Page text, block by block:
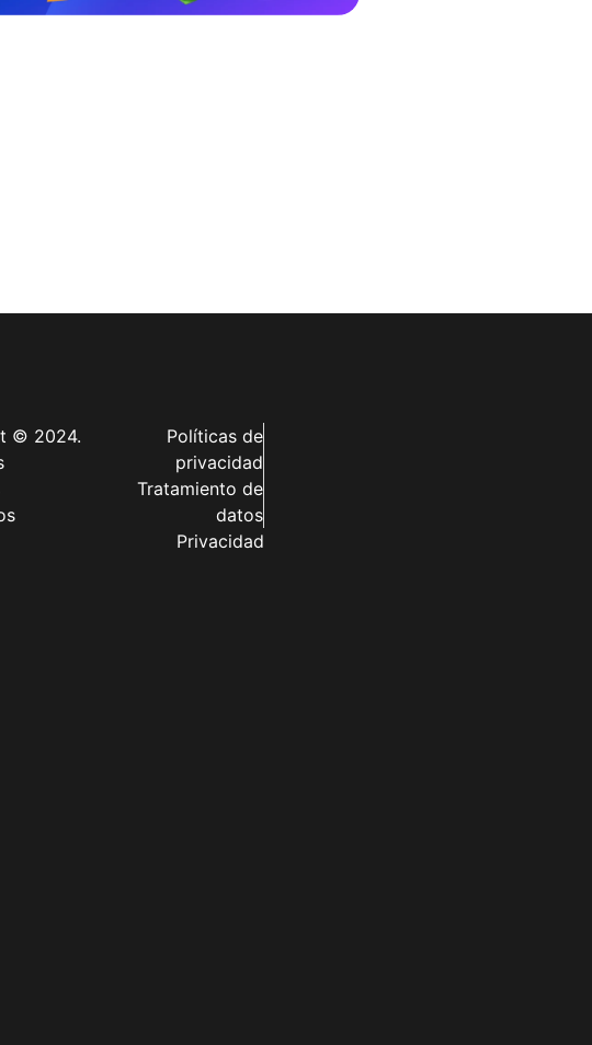
© 2024.
Políticas de
privacidad
Tratamiento de
datos
Privacidad